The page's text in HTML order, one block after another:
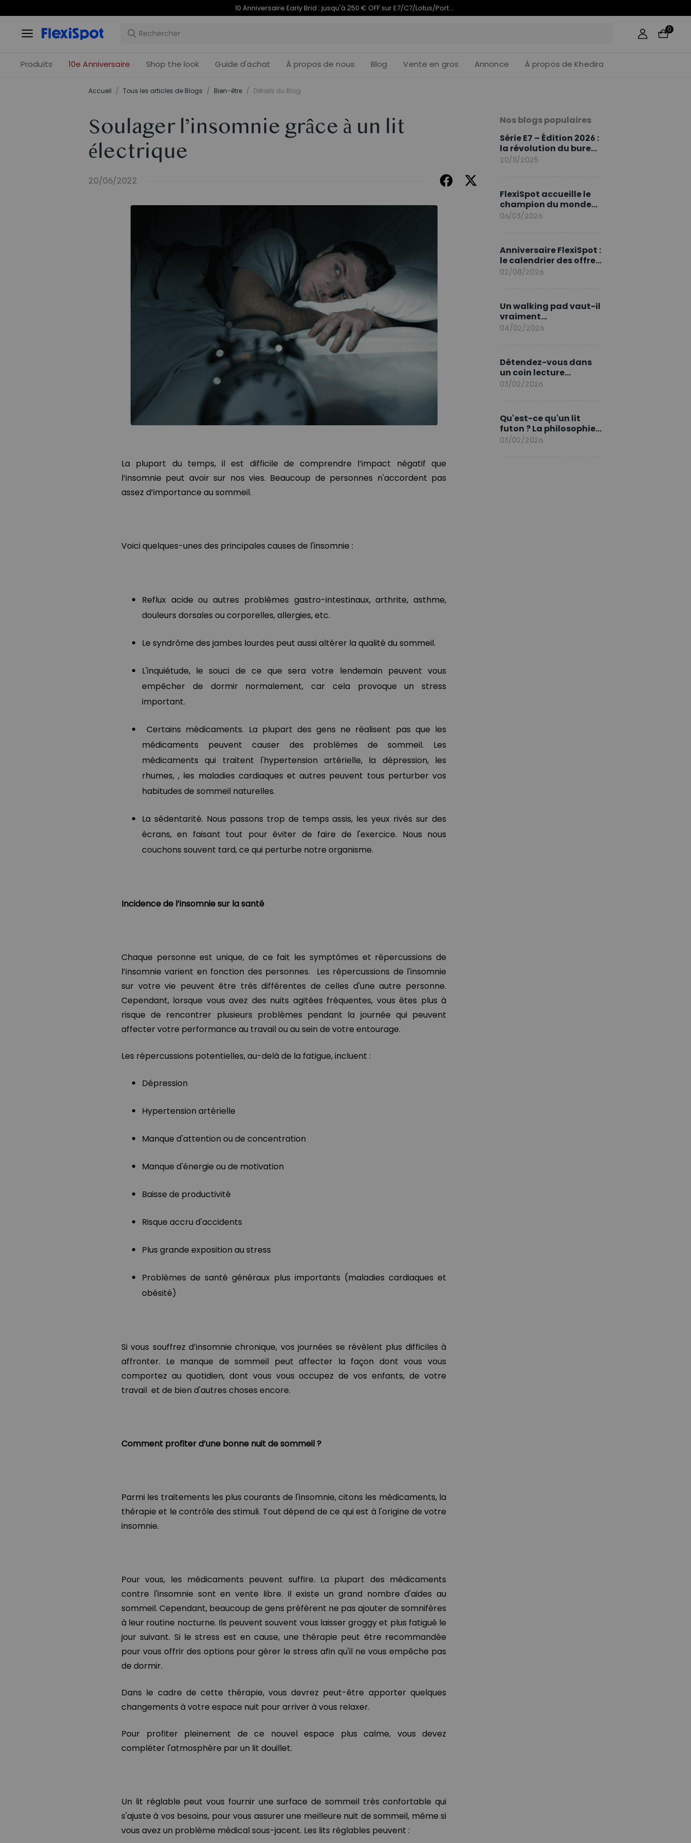
Offres du 10e anniversaire | C7 Morpher dès 579,99 € Termine en 09j 20
0
Produits 10e Anniversaire Shop the look Guide d'achat À propos de nous Blog Vente en gros Annonce À propos de Khedira
Accueil / Tous les articles de Blogs / Bien-être / Détails du Blog
Soulager l’insomnie grâce à un lit
électrique
20/06/2022
La plupart du temps, il est difficile de comprendre l’impact négatif que
l’insomnie peut avoir sur nos vies. Beaucoup de personnes n'accordent pas
assez d’importance au sommeil.
Voici quelques-unes des principales causes de l'insomnie :
Reflux acide ou autres problèmes gastro-intestinaux, arthrite, asthme,
douleurs dorsales ou corporelles, allergies, etc.
Le syndrôme des jambes lourdes peut aussi altérer la qualité du sommeil.
L'inquiétude, le souci de ce que sera votre lendemain peuvent vous
empêcher de dormir normalement, car cela provoque un stress
important.
Certains médicaments. La plupart des gens ne réalisent pas que les
médicaments peuvent causer des problèmes de sommeil. Les
médicaments qui traitent l'hypertension artérielle, la dépression, les
rhumes, , les maladies cardiaques et autres peuvent tous perturber vos
habitudes de sommeil naturelles.
La sédentarité. Nous passons trop de temps assis, les yeux rivés sur des
écrans, en faisant tout pour éviter de faire de l'exercice. Nous nous
couchons souvent tard, ce qui perturbe notre organisme.
Incidence de l’insomnie sur la santé
Chaque personne est unique, de ce fait les symptômes et répercussions de
l’insomnie varient en fonction des personnes. Les répercussions de l'insomnie
sur votre vie peuvent être très différentes de celles d'une autre personne.
Cependant, lorsque vous avez des nuits agitées fréquentes, vous êtes plus à
risque de rencontrer plusieurs problèmes pendant la journée qui peuvent
affecter votre performance au travail ou au sein de votre entourage.
Les répercussions potentielles, au-delà de la fatigue, incluent :
Dépression
Hypertension artérielle
Manque d'attention ou de concentration
Manque d'énergie ou de motivation
Baisse de productivité
Risque accru d'accidents
Plus grande exposition au stress
Problèmes de santé généraux plus importants (maladies cardiaques et
obésité)
Si vous souffrez d’insomnie chronique, vos journées se révèlent plus difficiles à
affronter. Le manque de sommeil peut affecter la façon dont vous vous
comportez au quotidien, dont vous vous occupez de vos enfants, de votre
travail et de bien d'autres choses encore.
Comment profiter d’une bonne nuit de sommeil ?
Parmi les traitements les plus courants de l'insomnie, citons les médicaments, la
thérapie et le contrôle des stimuli. Tout dépend de ce qui est à l'origine de votre
insomnie.
Pour vous, les médicaments peuvent suffire. La plupart des médicaments
contre l'insomnie sont en vente libre. Il existe un grand nombre d'aides au
sommeil. Cependant, beaucoup de gens préfèrent ne pas ajouter de somnifères
à leur routine nocturne. Ils peuvent souvent vous laisser groggy et plus fatigué le
jour suivant. Si le stress est en cause, une thérapie peut être recommandée
pour vous offrir des options pour gérer le stress afin qu'il ne vous empêche pas
de dormir.
Dans le cadre de cette thérapie, vous devrez peut-être apporter quelques
changements à votre espace nuit pour arriver à vous relaxer.
Pour profiter pleinement de ce nouvel espace plus calme, vous devez
compléter l'atmosphère par un lit douillet.
Un lit réglable peut vous fournir une surface de sommeil très confortable qui
s'ajuste à vos besoins, pour vous assurer une meilleure nuit de sommeil, même si
vous avez un problème médical sous-jacent. Les lits réglables peuvent :
Nos blogs populaires
Série E7 – Édition 2026 :
la révolution du bureau
assis debout continue
20/11/2025
FlexiSpot accueille le
champion du monde
Sami Khedira comme
06/03/2026
Anniversaire FlexiSpot :
le calendrier des offres
d’août
02/08/2026
Un walking pad vaut-il
vraiment
l'investissement ?
04/02/2026
Détendez-vous dans
un coin lecture
printanier
03/02/2026
Qu'est-ce qu'un lit
futon ? La philosophie
du sommeil japonais
03/02/2026